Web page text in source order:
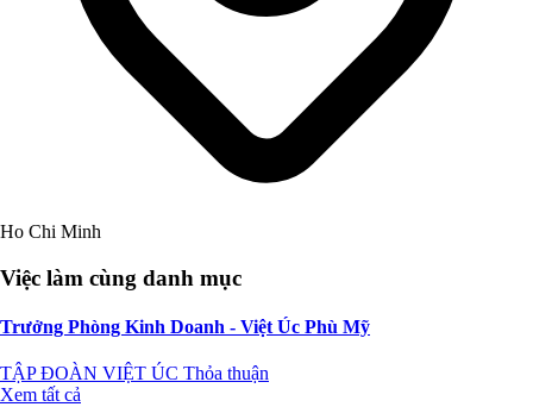
Ho Chi Minh
Việc làm cùng danh mục
Trưởng Phòng Kinh Doanh - Việt Úc Phù Mỹ
TẬP ĐOÀN VIỆT ÚC Thỏa thuận
Xem tất cả